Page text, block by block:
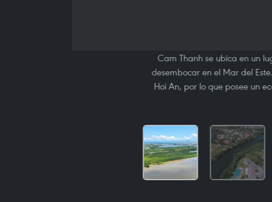
Cam Thanh se ubica en un
desembocar en el Mar del
Hoi An, por lo que posee un